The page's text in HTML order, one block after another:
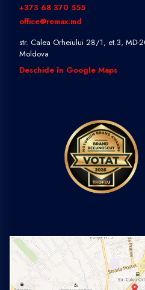
+373 68 370 555
office@remax.md
str. Calea Orheiului 28/1, et.3, MD-
Moldova
Deschide în Google Maps